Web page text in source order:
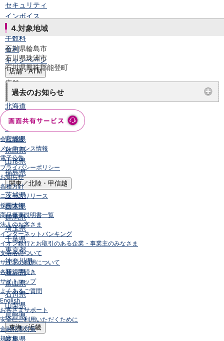
セキュリティ
インボイス
その他サービス
手数料
金利
キャンペーン
店舗・ATM
店舗
北海道・東北
北海道
青森県
岩手県
宮城県
秋田県
山形県
福島県
関東／北陸・甲信越
茨城県
栃木県
群馬県
埼玉県
千葉県
東京都
神奈川県
新潟県
富山県
石川県
山梨県
長野県
東海／近畿
岐阜県
4.対象地域
石川県輪島市
石川県珠洲市
石川県鳳珠郡能登町
過去のお知らせ
会社情報
メンテナンス情報
電子公告
プライバシーポリシー
お知らせ
各種方針
ニュースリリース
採用情報
商品概要説明書一覧
法人のお客さま
インターネットバンキング
イオン銀行とお取引のある企業・事業主のみなさま
支店名について
サイトの利用について
各種お手続き
サイトマップ
よくあるご質問
English
お客さまサポート
安全にご利用いただくために
金融犯罪対策
規定集